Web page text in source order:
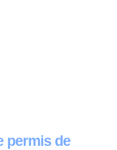
permis de